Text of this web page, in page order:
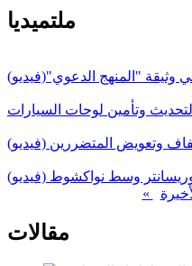
ملتميديا
وثيقة "المنهج الدعوي"(فيديو)
وتأمين لوحات السيارات
وتعويض المتضررين (فيديو)
وسط نواكشوط (فيديو)
مقالات